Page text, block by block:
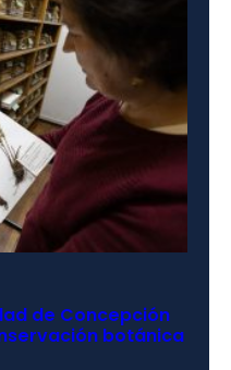
de Concepción
botánica